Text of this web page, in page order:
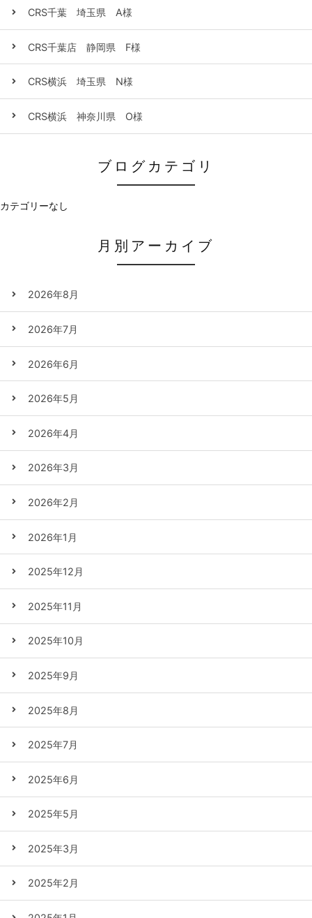
CRS千葉 埼玉県 A様
CRS千葉店 静岡県 F様
CRS横浜 埼玉県 N様
CRS横浜 神奈川県 O様
ブログカテゴリ
カテゴリーなし
月別アーカイブ
2026年8月
2026年7月
2026年6月
2026年5月
2026年4月
2026年3月
2026年2月
2026年1月
2025年12月
2025年11月
2025年10月
2025年9月
2025年8月
2025年7月
2025年6月
2025年5月
2025年3月
2025年2月